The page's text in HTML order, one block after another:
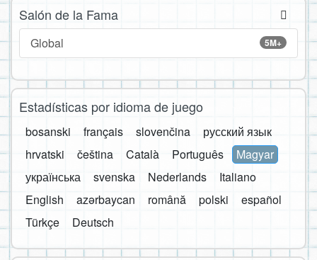
Salón de la Fama
5M+
Global
Estadísticas por idioma de juego
bosanski français slovenčina
русский язык
hrvatski
čeština Català Português
Magyar
українська
svenska Nederlands
Italiano
English
azərbaycan română polski
español
Türkçe
Deutsch